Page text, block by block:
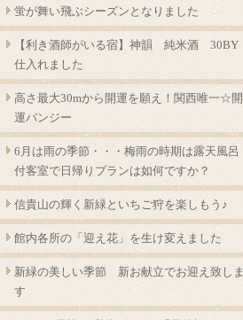
蛍が舞い飛ぶシーズンとなりました
【利き酒師がいる宿】神韻 純米酒 30BY
仕入れました
高さ最大30mから開運を願え！関西唯一☆開
運バンジー
6月は雨の季節・・・梅雨の時期は露天風呂
付客室で日帰りプランは如何ですか？
信貴山の輝く新緑といちご狩を楽しもう♪
館内各所の「迎え花」を生け変えました
新緑の美しい季節 新お献立でお迎え致しま
す